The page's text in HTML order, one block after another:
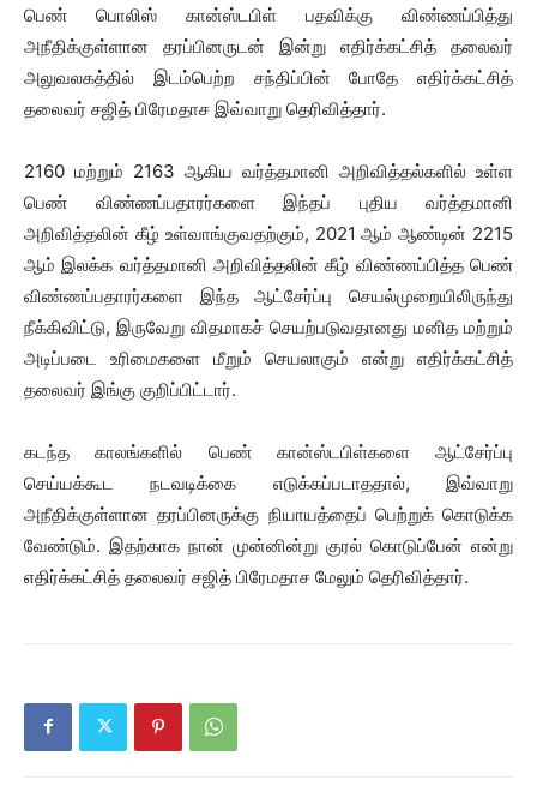
பெண் பொலிஸ் கான்ஸ்டபிள் பதவிக்கு விண்ணப்பித்து
அநீதிக்குள்ளான தரப்பினருடன் இன்று எதிர்க்கட்சித் தலைவர்
அலுவலகத்தில் இடம்பெற்ற சந்திப்பின் போதே எதிர்க்கட்சித்
தலைவர் சஜித் பிரேமதாச இவ்வாறு தெரிவித்தார்.
2160 மற்றும் 2163 ஆகிய வர்த்தமானி அறிவித்தல்களில் உள்ள
பெண் விண்ணப்பதாரர்களை இந்தப் புதிய வர்த்தமானி
அறிவித்தலின் கீழ் உள்வாங்குவதற்கும், 2021 ஆம் ஆண்டின் 2215
ஆம் இலக்க வர்த்தமானி அறிவித்தலின் கீழ் விண்ணப்பித்த பெண்
விண்ணப்பதாரர்களை இந்த ஆட்சேர்ப்பு செயல்முறையிலிருந்து
நீக்கிவிட்டு, இருவேறு விதமாகச் செயற்படுவதானது மனித மற்றும்
அடிப்படை உரிமைகளை மீறும் செயலாகும் என்று எதிர்க்கட்சித்
தலைவர் இங்கு குறிப்பிட்டார்.
கடந்த காலங்களில் பெண் கான்ஸ்டபிள்களை ஆட்சேர்ப்பு
செய்யக்கூட நடவடிக்கை எடுக்கப்படாததால், இவ்வாறு
அநீதிக்குள்ளான தரப்பினருக்கு நியாயத்தைப் பெற்றுக் கொடுக்க
வேண்டும். இதற்காக நான் முன்னின்று குரல் கொடுப்பேன் என்று
எதிர்க்கட்சித் தலைவர் சஜித் பிரேமதாச மேலும் தெரிவித்தார்.